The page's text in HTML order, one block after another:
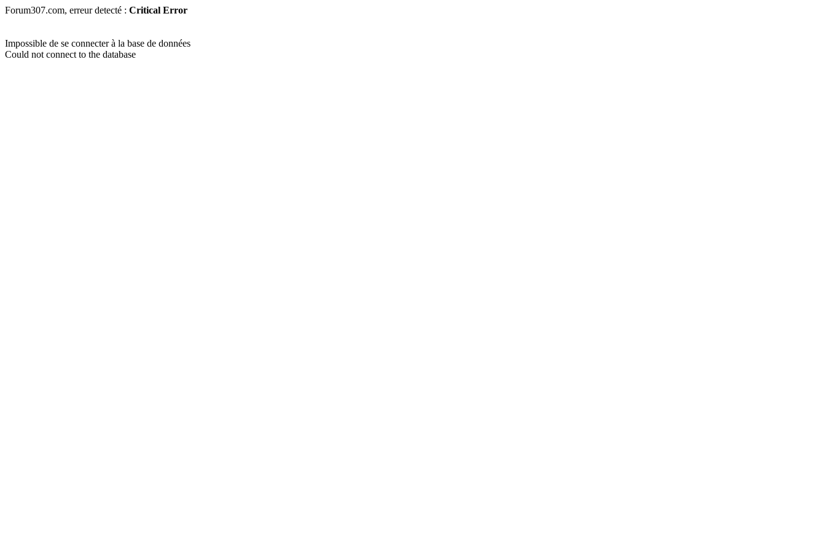
Forum307.com, erreur detecté : Critical Error
Impossible de se connecter à la base de données
Could not connect to the database